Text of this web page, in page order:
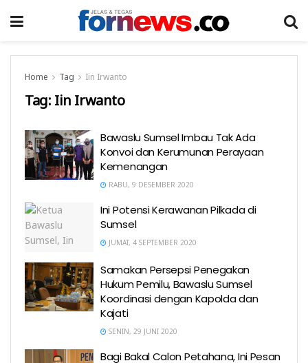
Home Tag Iin Irwanto
Tag: Iin Irwanto
Bawaslu Sumsel Imbau Tak Ada
Konvoi dan Kerumunan Perayaan
Kemenangan
RABU, 9 DESEMBER 2020
Ini Potensi Kerawanan Pilkada di
Sumsel
JUMAT, 4 SEPTEMBER 2020
Samakan Persepsi Penegakan
Hukum Pemilu, Bawaslu Sumsel
Koordinasi dengan Kapolda dan
Kajati
SENIN, 29 JUNI 2020
Bagi Bakal Calon Petahana, Ini Pesan